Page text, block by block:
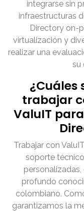
integrarse sin
infraestructuras
Directory on-
virtualización y
realizar una
su
¿Cuáles
trabajar
ValuIT
Trabajar con
soporte
profundo
colombiano.
garantizamos la